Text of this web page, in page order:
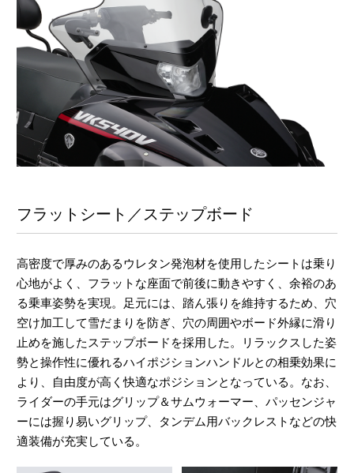
フラットシート／ステップボード
高密度で厚みのあるウレタン発泡材を使用したシートは乗り
心地がよく、フラットな座面で前後に動きやすく、余裕のあ
る乗車姿勢を実現。足元には、踏ん張りを維持するため、穴
空け加工して雪だまりを防ぎ、穴の周囲やボード外縁に滑り
止めを施したステップボードを採用した。リラックスした姿
勢と操作性に優れるハイポジションハンドルとの相乗効果に
より、自由度が高く快適なポジションとなっている。なお、
ライダーの手元はグリップ＆サムウォーマー、パッセンジャ
ーには握り易いグリップ、タンデム用バックレストなどの快
適装備が充実している。